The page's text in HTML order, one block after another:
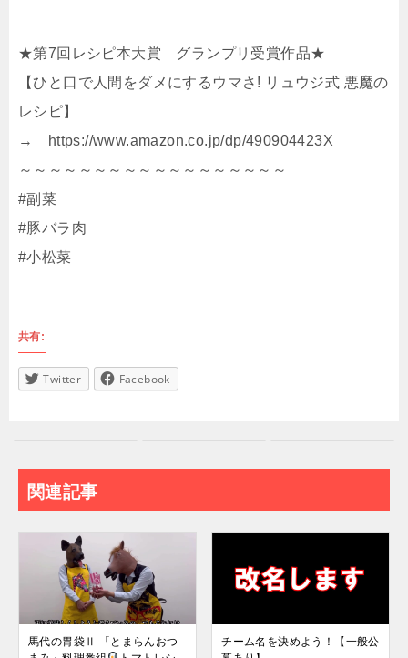
★第7回レシピ本大賞 グランプリ受賞作品★
【ひと口で人間をダメにするウマさ! リュウジ式 悪魔の
レシピ】
→ https://www.amazon.co.jp/dp/490904423X
～～～～～～～～～～～～～～～～～～
#副菜
#豚バラ肉
#小松菜
共有:
Twitter Facebook
関連記事
馬代の胃袋Ⅱ 「とまらんおつ
チーム名を決めよう！【一般公